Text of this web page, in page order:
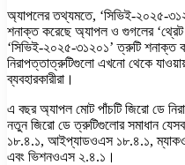
অ্যাপলের তথ্যমতে, ‘সিভিই-২০২৫-
শনাক্ত করেছে অ্যাপল ও গুগলের
‘সিভিই-২০২৫-৩১২০১’ ত্রুটি
নিরাপত্তাত্রুটিগুলো এখনো থেকে
ব্যবহারকারীরা।
এ বছর অ্যাপল মোট পাঁচটি জিরো ডে
নতুন জিরো ডে ত্রুটিগুলোর সমাধান
১৮.৪.১, আইপ্যাডওএস ১৮.৪.১,
এবং ভিশনওএস ২.৪.১।